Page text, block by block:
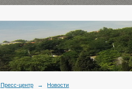
Пресс-центр → Новости